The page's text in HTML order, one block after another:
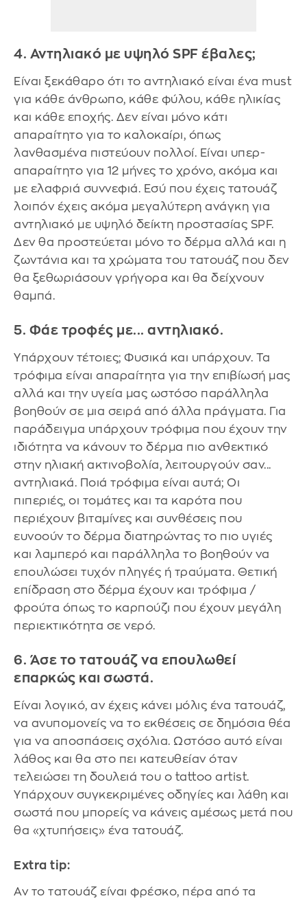
4. Αντηλιακό με υψηλό SPF έβαλες;
Είναι ξεκάθαρο ότι το αντηλιακό είναι ένα must
για κάθε άνθρωπο, κάθε φύλου, κάθε ηλικίας
και κάθε εποχής. Δεν είναι μόνο κάτι
απαραίτητο για το καλοκαίρι, όπως
λανθασμένα πιστεύουν πολλοί. Είναι υπερ-
απαραίτητο για 12 μήνες το χρόνο, ακόμα και
με ελαφριά συννεφιά. Εσύ που έχεις τατουάζ
λοιπόν έχεις ακόμα μεγαλύτερη ανάγκη για
αντηλιακό με υψηλό δείκτη προστασίας SPF.
Δεν θα προστεύεται μόνο το δέρμα αλλά και η
ζωντάνια και τα χρώματα του τατουάζ που δεν
θα ξεθωριάσουν γρήγορα και θα δείχνουν
θαμπά.
5. Φάε τροφές με... αντηλιακό.
Υπάρχουν τέτοιες; Φυσικά και υπάρχουν. Τα
τρόφιμα είναι απαραίτητα για την επιβίωσή μας
αλλά και την υγεία μας ωστόσο παράλληλα
βοηθούν σε μια σειρά από άλλα πράγματα. Για
παράδειγμα υπάρχουν τρόφιμα που έχουν την
ιδιότητα να κάνουν το δέρμα πιο ανθεκτικό
στην ηλιακή ακτινοβολία, λειτουργούν σαν...
αντηλιακά. Ποιά τρόφιμα είναι αυτά; Οι
πιπεριές, οι τομάτες και τα καρότα που
περιέχουν βιταμίνες και συνθέσεις που
ευνοούν το δέρμα διατηρώντας το πιο υγιές
και λαμπερό και παράλληλα το βοηθούν να
επουλώσει τυχόν πληγές ή τραύματα. Θετική
επίδραση στο δέρμα έχουν και τρόφιμα /
φρούτα όπως το καρπούζι που έχουν μεγάλη
περιεκτικότητα σε νερό.
6. Άσε το τατουάζ να επουλωθεί
επαρκώς και σωστά.
Είναι λογικό, αν έχεις κάνει μόλις ένα τατουάζ,
να ανυπομονείς να το εκθέσεις σε δημόσια θέα
για να αποσπάσεις σχόλια. Ωστόσο αυτό είναι
λάθος και θα στο πει κατευθείαν όταν
τελειώσει τη δουλειά του ο tattoo artist.
Υπάρχουν συγκεκριμένες οδηγίες και λάθη και
σωστά που μπορείς να κάνεις αμέσως μετά που
θα «χτυπήσεις» ένα τατουάζ.
Extra tip:
Αν το τατουάζ είναι φρέσκο, πέρα από τα